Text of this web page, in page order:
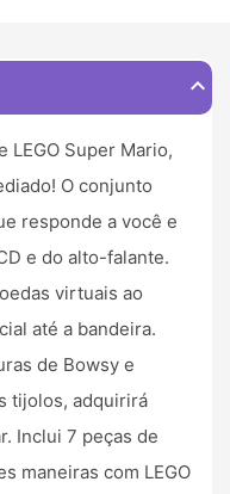
expand_less
LEGO Super Mario,
O conjunto
responde a você e
e do alto-falante.
virtuais ao
até a bandeira.
de Bowsy e
tijolos, adquirirá
Inclui 7 peças de
maneiras com LEGO